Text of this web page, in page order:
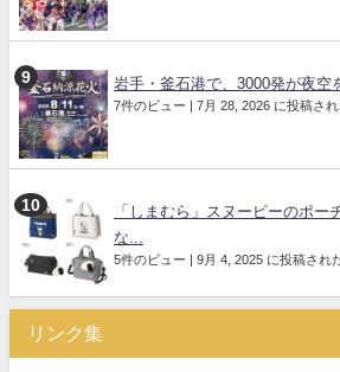
岩手・釜石港で、3000発が夜空
7件のビュー | 7月 28, 2026 に投稿され
「しまむら」スヌーピーのポー
な...
5件のビュー | 9月 4, 2025 に投稿され
リンク集